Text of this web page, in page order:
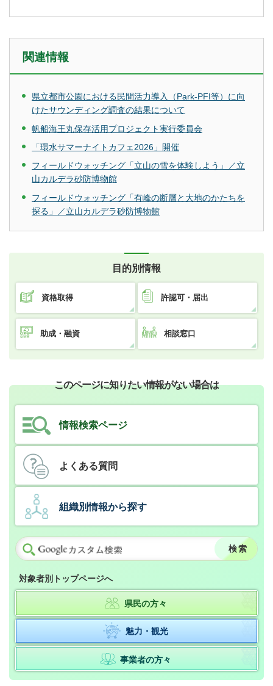
関連情報
県立都市公園における民間活力導入（Park-PFI等）に向
けたサウンディング調査の結果について
帆船海王丸保存活用プロジェクト実行委員会
「環水サマーナイトカフェ2026」開催
フィールドウォッチング「立山の雪を体験しよう」／立
山カルデラ砂防博物館
フィールドウォッチング「有峰の断層と大地のかたちを
探る」／立山カルデラ砂防博物館
目的別情報
資格取得 許認可・届出
助成・融資 相談窓口
このページに知りたい情報がない場合は
情報検索ページ
よくある質問
組織別情報から探す
対象者別トップページへ
県民の方々
魅力・観光
事業者の方々